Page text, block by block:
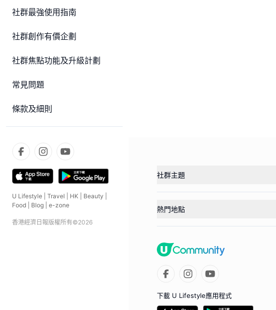
社群最強使用指南
社群創作有價企劃
社群焦點功能及升級計劃
常見問題
條款及細則
U Lifestyle Travel HK Beauty
Food
Blog e-zone
香港經濟日報版權所有©2026
社群主題
熱門地點
下載 U Lifestyle應用程式